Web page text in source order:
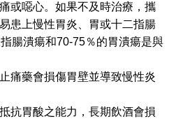
或噁心。如果不及時治療，攜
患上慢性胃炎、胃或十二指腸
腸潰瘍和70-75％的胃潰瘍是與
痛藥會損傷胃壁並導致慢性炎
抗胃酸之能力，長期飲酒會損